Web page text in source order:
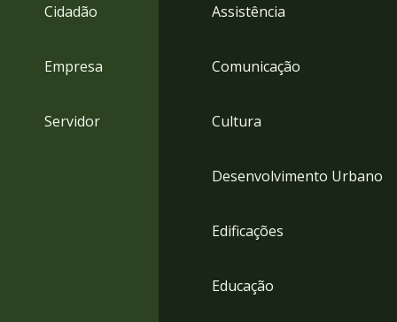
Cidadão
Empresa
Servidor
Assistência
Comunicação
Cultura
Desenvolvimento Urbano
Edificações
Educação